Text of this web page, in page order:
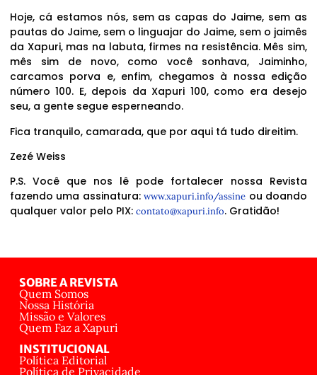
Hoje, cá estamos nós, sem as capas do Jaime, sem as
pautas do Jaime, sem o linguajar do Jaime, sem o jaimês
da Xapuri, mas na labuta, firmes na resistência. Mês sim,
mês sim de novo, como você sonhava, Jaiminho,
carcamos porva e, enfim, chegamos à nossa edição
número 100. E, depois da Xapuri 100, como era desejo
seu, a gente segue esperneando.
Fica tranquilo, camarada, que por aqui tá tudo direitim.
Zezé Weiss
P.S. Você que nos lê pode fortalecer nossa Revista
fazendo uma assinatura:www.xapuri.info/assine ou doando
qualquer valor pelo PIX: contato@xapuri.info. Gratidão!
SOBRE A REVISTA
Quem Somos
Nossa História
Missão e Valores
Quem Faz a Xapuri
INSTITUCIONAL
Política Editorial
Política de Privacidade